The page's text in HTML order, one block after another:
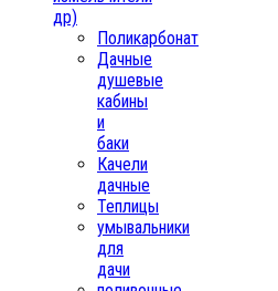
др)
Поликарбонат
Дачные
душевые
кабины
и
баки
Качели
дачные
Теплицы
умывальники
для
дачи